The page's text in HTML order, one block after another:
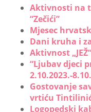
Aktivnosti na
“Zečići”
Mjesec
Dani kruha i
Aktivnost „JEŽ“
“Ljubav djeci
2.10.2023.-
Gostovanje
vrtiću
Logopedski